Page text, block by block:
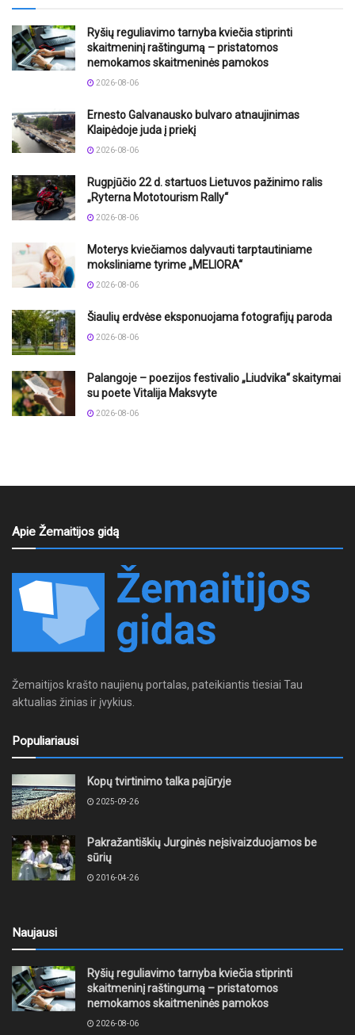
Ryšių reguliavimo tarnyba kviečia stiprinti
skaitmeninį raštingumą – pristatomos
nemokamos skaitmeninės pamokos
2026-08-06
Ernesto Galvanausko bulvaro atnaujinimas
Klaipėdoje juda į priekį
2026-08-06
Rugpjūčio 22 d. startuos Lietuvos pažinimo ralis
„Ryterna Mototourism Rally“
2026-08-06
Moterys kviečiamos dalyvauti tarptautiniame
moksliniame tyrime „MELIORA“
2026-08-06
Šiaulių erdvėse eksponuojama fotografijų paroda
2026-08-06
Palangoje – poezijos festivalio „Liudvika“ skaitymai
su poete Vitalija Maksvyte
2026-08-06
Apie Žemaitijos gidą
Žemaitijos krašto naujienų portalas, pateikiantis tiesiai Tau
aktualias žinias ir įvykius.
Populiariausi
Kopų tvirtinimo talka pajūryje
2025-09-26
Pakražantiškių Jurginės neįsivaizduojamos be
sūrių
2016-04-26
Naujausi
Ryšių reguliavimo tarnyba kviečia stiprinti
skaitmeninį raštingumą – pristatomos
nemokamos skaitmeninės pamokos
2026-08-06